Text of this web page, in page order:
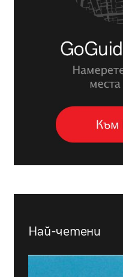
Най-четени